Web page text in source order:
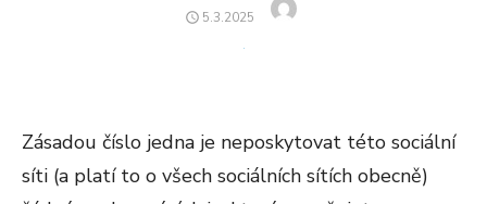
POSTED
5.3.2025
Zásadou číslo jedna je neposkytovat této sociální
síti (a platí to o všech sociálních sítích obecně)